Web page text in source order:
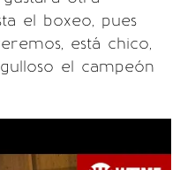
el boxeo, pues
está chico,
el campeón